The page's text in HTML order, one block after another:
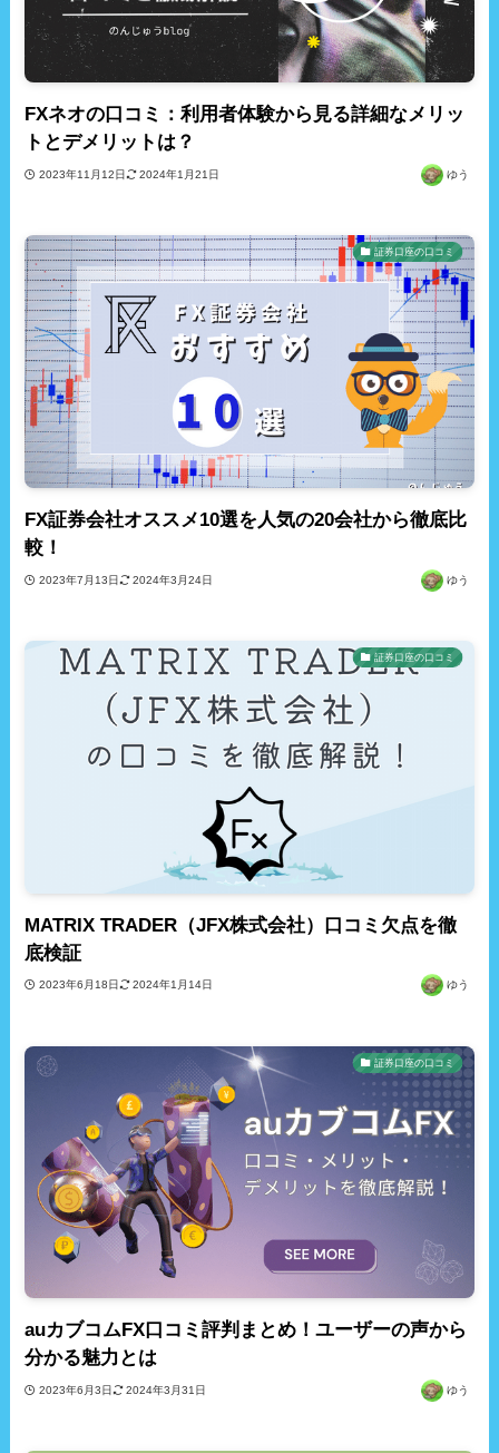
FXネオの口コミ：利用者体験から見る詳細なメリッ
トとデメリットは？
2023年11月12日 2024年1月21日 ゆう
証券口座の口コミ
FX証券会社オススメ10選を人気の20会社から徹底比
較！
2023年7月13日 2024年3月24日 ゆう
証券口座の口コミ
MATRIX TRADER（JFX株式会社）口コミ欠点を徹
底検証
2023年6月18日 2024年1月14日 ゆう
証券口座の口コミ
auカブコムFX口コミ評判まとめ！ユーザーの声から
分かる魅力とは
2023年6月3日 2024年3月31日 ゆう